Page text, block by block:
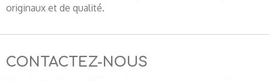
originaux et de qualité.
CONTACTEZ-NOUS